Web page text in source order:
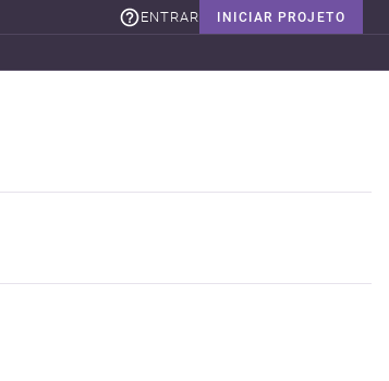
INICIAR PROJETO
ENTRAR